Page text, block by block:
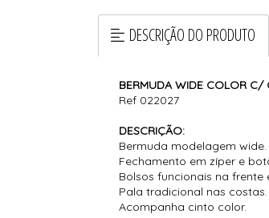
DESCRIÇÃO DO PRODUTO
BERMUDA WIDE COLOR C/
Ref 022027
DESCRIÇÃO:
Bermuda modelagem wide.
Fechamento em zíper e
Bolsos funcionais na frente
Pala tradicional nas costas.
Acompanha cinto color.